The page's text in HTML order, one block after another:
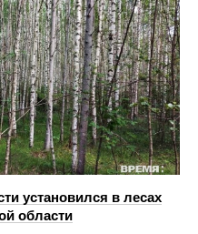
установился в лесах
области